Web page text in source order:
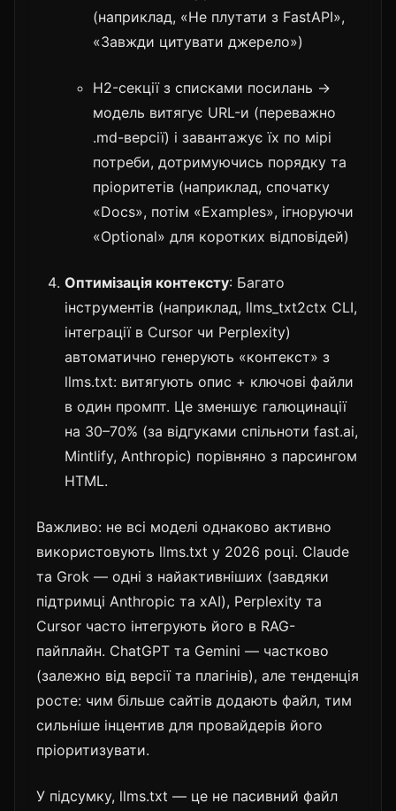
(наприклад, «Не плутати з FastAPI»,
«Завжди цитувати джерело»)
H2-секції з списками посилань →
модель витягує URL-и (переважно
.md-версії) і завантажує їх по мірі
потреби, дотримуючись порядку та
пріоритетів (наприклад, спочатку
«Docs», потім «Examples», ігноруючи
«Optional» для коротких відповідей)
Оптимізація контексту: Багато
інструментів (наприклад, llms_txt2ctx CLI,
інтеграції в Cursor чи Perplexity)
автоматично генерують «контекст» з
llms.txt: витягують опис + ключові файли
в один промпт. Це зменшує галюцинації
на 30–70% (за відгуками спільноти fast.ai,
Mintlify, Anthropic) порівняно з парсингом
HTML.
Важливо: не всі моделі однаково активно
використовують llms.txt у 2026 році. Claude
та Grok — одні з найактивніших (завдяки
підтримці Anthropic та xAI), Perplexity та
Cursor часто інтегрують його в RAG-
пайплайн. ChatGPT та Gemini — частково
(залежно від версії та плагінів), але тенденція
росте: чим більше сайтів додають файл, тим
сильніше інцентив для провайдерів його
пріоритизувати.
У підсумку, llms.txt — це не пасивний файл